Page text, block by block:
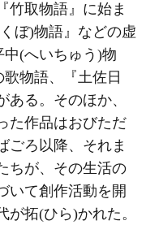
竹取物語』に始ま
ぼ)物語』などの虚
(へいちゅう)物
物語、『土佐日
る。そのほか、
た作品はおびただ
ごろ以降、それま
ちが、その生活の
いて創作活動を開
拓(ひら)かれた。